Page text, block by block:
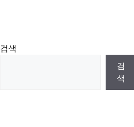
검색
검
색